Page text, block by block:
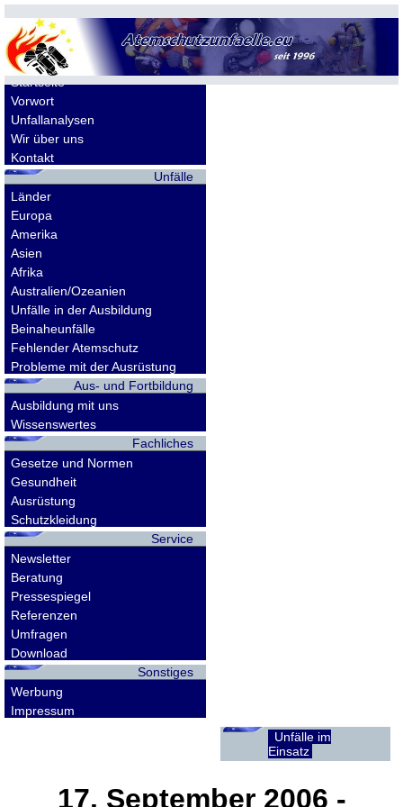
Allgemeines
Startseite
Vorwort
Unfallanalysen
Wir über uns
Kontakt
Unfälle
Länder
Europa
Amerika
Asien
Afrika
Australien/Ozeanien
Unfälle in der Ausbildung
Beinaheunfälle
Fehlender Atemschutz
Probleme mit der Ausrüstung
Aus- und Fortbildung
Ausbildung mit uns
Wissenswertes
Fachliches
Gesetze und Normen
Gesundheit
Ausrüstung
Schutzkleidung
Service
Newsletter
Beratung
Pressespiegel
Referenzen
Umfragen
Download
Sonstiges
Werbung
Impressum
Unfälle im
Einsatz
17. September 2006 -